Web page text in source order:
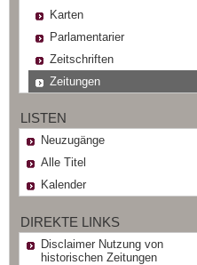
Karten
Parlamentarier
Zeitschriften
Zeitungen
LISTEN
Neuzugänge
Alle Titel
Kalender
DIREKTE LINKS
Disclaimer Nutzung von
historischen Zeitungen